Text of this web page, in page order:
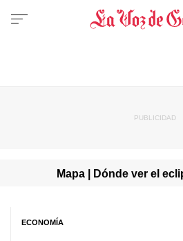
Mapa | Dónde ver el
ECONOMÍA